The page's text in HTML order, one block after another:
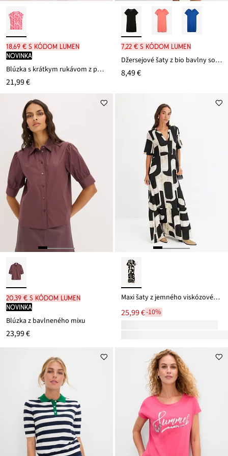
18,69 € s kódom LUMEN
novinka
Blúzka s krátkym rukávom z padavého saténu
21,99 €
7,22 € s kódom LUMEN
Džersejové šaty z bio bavlny so strečom
8,49 €
20,39 € s kódom LUMEN
novinka
Blúzka z bavlneného mixu
23,99 €
Maxi šaty z jemného viskózovéhu mixu
25,99 €-10%